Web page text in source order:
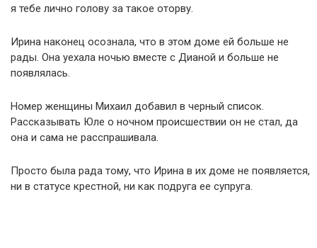
я тебе лично голову за такое оторву.
Ирина наконец осознала, что в этом доме ей больше не
рады. Она уехала ночью вместе с Дианой и больше не
появлялась.
Номер женщины Михаил добавил в черный список.
Рассказывать Юле о ночном происшествии он не стал, да
она и сама не расспрашивала.
Просто была рада тому, что Ирина в их доме не появляется,
ни в статусе крестной, ни как подруга ее супруга.